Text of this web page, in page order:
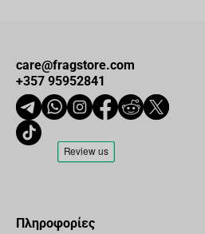
care@fragstore.com
+357 95952841
Πληροφορίες